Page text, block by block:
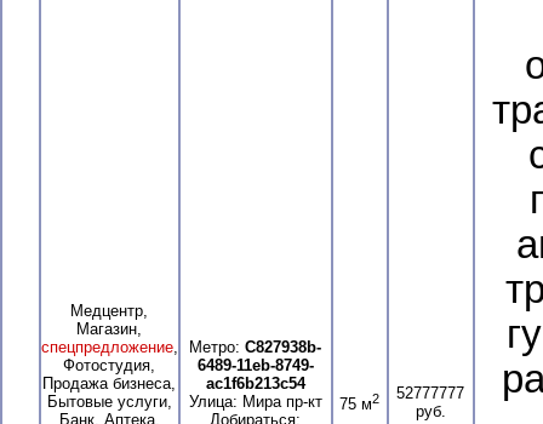
Медцентр,
Магазин,
спецпредложение,
Фотостудия,
Продажа бизнеса,
Бытовые услуги,
Банк, Аптека,
Метро: C827938b-
6489-11eb-8749-
ac1f6b213c54
Улица: Мира пр-кт
Добираться:
75 м2
52777777
руб.